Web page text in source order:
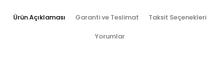
Ürün Açıklaması Garanti ve Teslimat Taksit Seçenekleri
Yorumlar